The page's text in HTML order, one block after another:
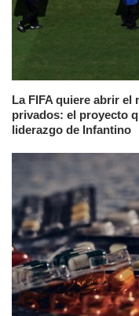
La FIFA quiere abrir
privados: el proyecto
liderazgo de Infantino